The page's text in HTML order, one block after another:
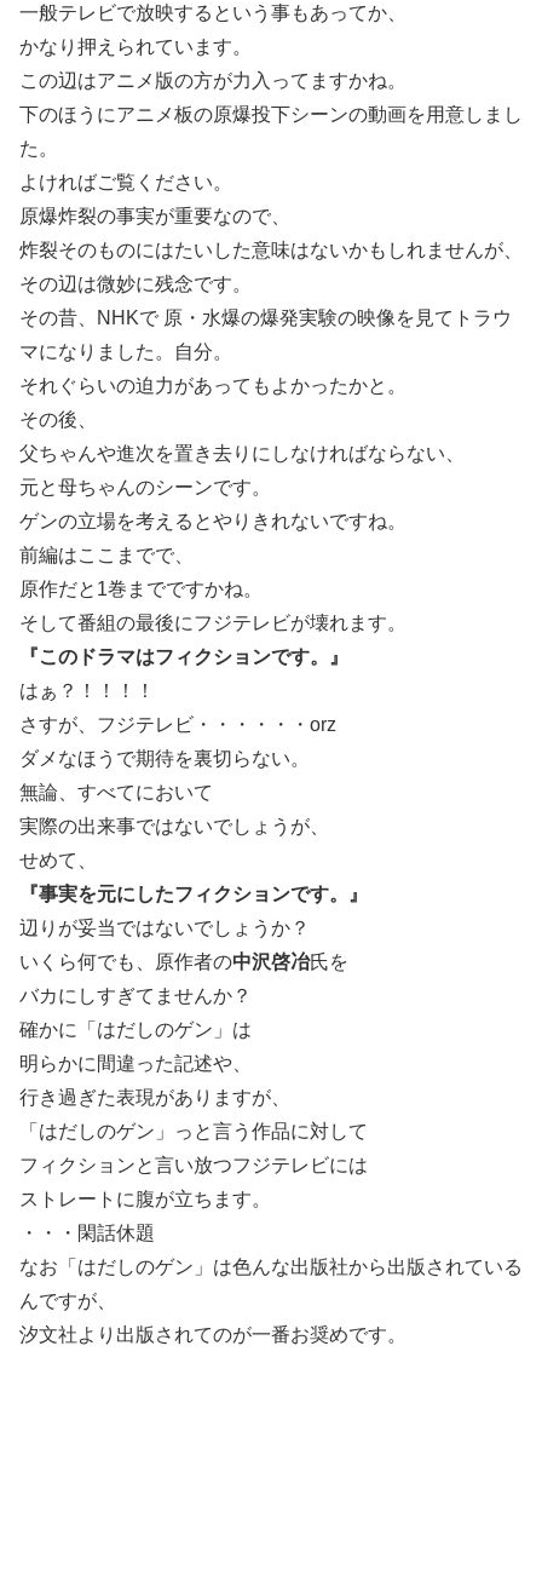
一般テレビで放映するという事もあってか、
かなり押えられています。
この辺はアニメ版の方が力入ってますかね。
下のほうにアニメ板の原爆投下シーンの動画を用意しまし
た。
よければご覧ください。
原爆炸裂の事実が重要なので、
炸裂そのものにはたいした意味はないかもしれませんが、
その辺は微妙に残念です。
その昔、NHKで 原・水爆の爆発実験の映像を見てトラウ
マになりました。自分。
それぐらいの迫力があってもよかったかと。
その後、
父ちゃんや進次を置き去りにしなければならない、
元と母ちゃんのシーンです。
ゲンの立場を考えるとやりきれないですね。
前編はここまでで、
原作だと1巻までですかね。
そして番組の最後にフジテレビが壊れます。
『このドラマはフィクションです。』
はぁ？！！！！
さすが、フジテレビ・・・・・・orz
ダメなほうで期待を裏切らない。
無論、すべてにおいて
実際の出来事ではないでしょうが、
せめて、
『事実を元にしたフィクションです。』
辺りが妥当ではないでしょうか？
いくら何でも、原作者の中沢啓冶氏を
バカにしすぎてませんか？
確かに「はだしのゲン」は
明らかに間違った記述や、
行き過ぎた表現がありますが、
「はだしのゲン」っと言う作品に対して
フィクションと言い放つフジテレビには
ストレートに腹が立ちます。
・・・閑話休題
なお「はだしのゲン」は色んな出版社から出版されている
んですが、
汐文社より出版されてのが一番お奨めです。